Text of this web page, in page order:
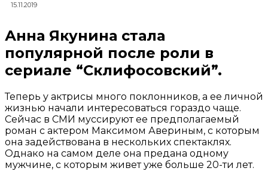
15.11.2019
Анна Якунина стала
популярной после роли в
сериале “Склифосовский”.
Теперь у актрисы много поклонников, а ее личной
жизнью начали интересоваться гораздо чаще.
Сейчас в СМИ муссируют ее предполагаемый
роман с актером Максимом Авериным, с которым
она задействована в нескольких спектаклях.
Однако на самом деле она предана одному
мужчине, с которым живет уже больше 20-ти лет.